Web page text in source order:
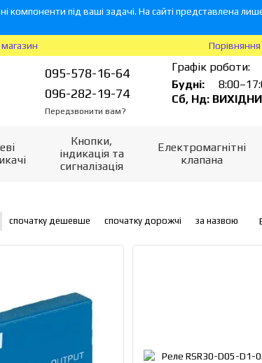
під ваші задачі. На сайті представлена
магазин Порівняння
095-578-16-64
096-282-19-74
Передзвонити вам?
Графік роботи:
Будні:
Сб, Нд:
Кнопки,
індикація та
сигналізація
Електромагнітні
клапана
спочатку дешевше спочатку дорожчі за назвою